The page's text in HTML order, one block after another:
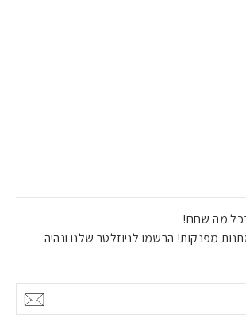
מה שחם!
מפנקות! הרשמו לניוזלטר שלנו ונהיה